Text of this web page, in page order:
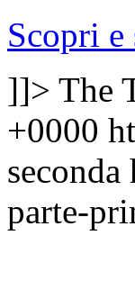
Scopri e
]]> The
+0000
seconda
parte-